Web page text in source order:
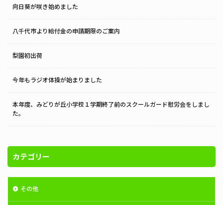
向日葵が咲き始めました
八千代市より給付金の申請期限のご案内
梨園初出荷
今年もラジオ体操が始まりました
本年度、みどりが丘小学校１学期終了前のスクールガード慰労会をしまし
た。
カテゴリー
その他